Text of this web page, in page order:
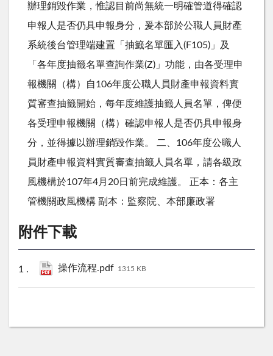
辦理銷毀作業，惟認目前尚無統一明確管道得確認
申報人是否仍具申報身分，爰本部於公職人員財產
系統後台管理端建置「抽籤名單匯入(F105)」及
「各年度抽籤名單查詢作業(Z)」功能，由各受理申
報機關（構）自106年度公職人員財產申報資料實
質審查抽籤開始，每年度維護抽籤人員名單，俾便
各受理申報機關（構）確認申報人是否仍具申報身
分，並得據以辦理銷毀作業。 二、106年度公職人
員財產申報資料實質審查抽籤人員名單，請各級政
風機構於107年4月20日前完成維護。 正本：各主
管機關政風機構 副本：監察院、本部廉政署
附件下載
操作流程.pdf 1315 KB